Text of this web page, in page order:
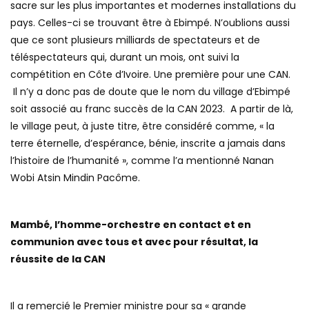
sacre sur les plus importantes et modernes installations du
pays. Celles-ci se trouvant être à Ebimpé. N’oublions aussi
que ce sont plusieurs milliards de spectateurs et de
téléspectateurs qui, durant un mois, ont suivi la
compétition en Côte d’Ivoire. Une première pour une CAN.
Il n’y a donc pas de doute que le nom du village d’Ebimpé
soit associé au franc succès de la CAN 2023. A partir de là,
le village peut, à juste titre, être considéré comme, « la
terre éternelle, d’espérance, bénie, inscrite a jamais dans
l’histoire de l’humanité », comme l’a mentionné Nanan
Wobi Atsin Mindin Pacôme.
Mambé, l’homme-orchestre en contact et en
communion avec tous et avec pour résultat, la
réussite de la CAN
Il a remercié le Premier ministre pour sa « grande